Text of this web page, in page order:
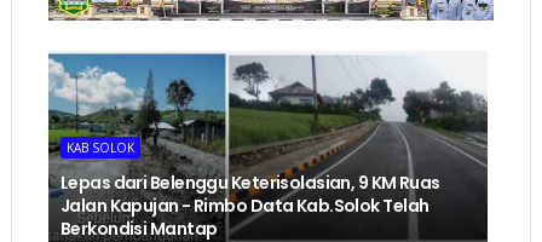
KAB SOLOK
Lepas dari Belenggu Keterisolasian, 9 KM Ruas
Jalan Kapujan - Rimbo Data Kab.Solok Telah
Berkondisi Mantap